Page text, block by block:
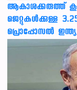
ആകാശക്കരുത്ത്
ജെറ്റുകൾക്കുള്ള
പ്രൊപ്പോസൽ